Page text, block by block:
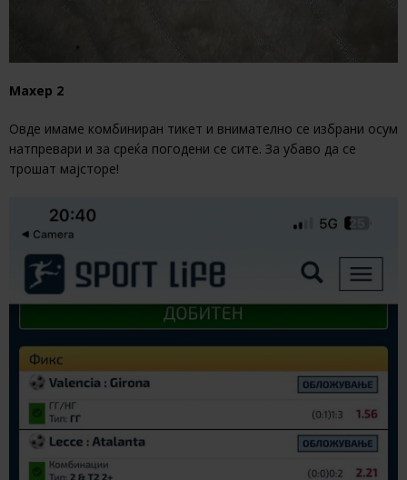
Махер 2
Овде имаме комбиниран тикет и внимателно се избрани осум
натпревари и за среќа погодени се сите. За убаво да се
трошат мајсторе!